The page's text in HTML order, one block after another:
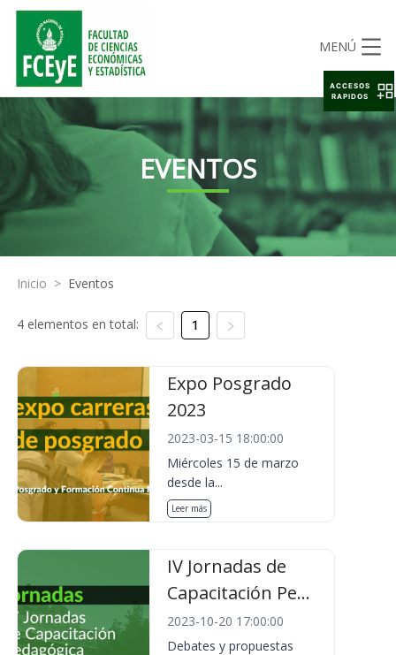
MENÚ
EVENTOS
Inicio > Eventos
4 elementos en total: 1
Expo Posgrado
2023
2023-03-15 18:00:00
Miércoles 15 de marzo
desde la...
Leer más
IV Jornadas de
Capacitación Pe...
2023-10-20 17:00:00
Debates y propuestas
ACCESOS
RAPIDOS